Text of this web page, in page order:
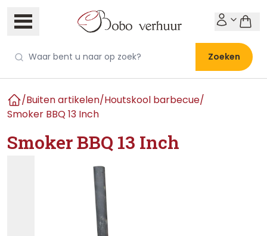
Zoeken
Home
/Buiten artikelen/Houtskool barbecue/
Smoker BBQ 13 Inch
Smoker BBQ 13 Inch